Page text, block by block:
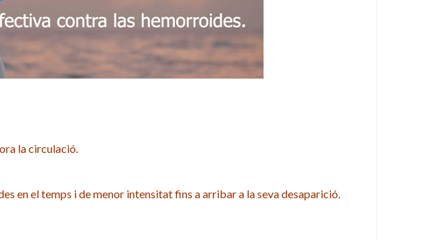
la circulació.
en el temps i de menor intensitat fins a arribar a la seva desaparició.